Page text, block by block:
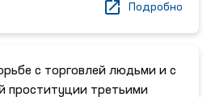
Подробно
с торговлей людьми и c
проституции третьими